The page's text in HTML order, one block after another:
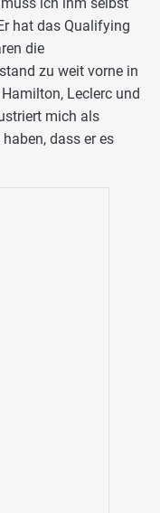
hat das Qualifying
die
zu weit vorne in
Leclerc und
mich als
dass er es